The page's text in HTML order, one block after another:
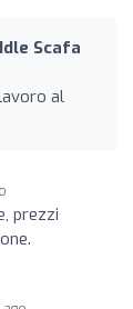
Scafa
al
prezzi